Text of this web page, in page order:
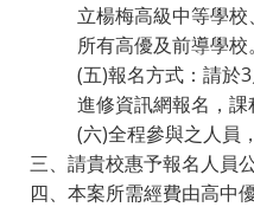
立楊梅高級中等學
所有高優及前導學校。
(五)報名方式：請於
進修資訊網報名，課
(六)全程參與之人員
三、請貴校惠予報名人員
四、本案所需經費由高中